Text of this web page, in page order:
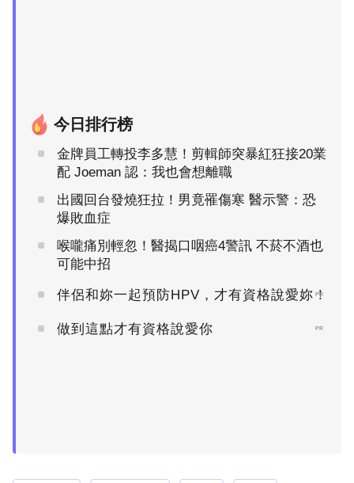
今日排行榜
金牌員工轉投李多慧！剪輯師突暴紅狂接20業
配 Joeman 認：我也會想離職
出國回台發燒狂拉！男竟罹傷寒 醫示警：恐
爆敗血症
喉嚨痛別輕忽！醫揭口咽癌4警訊 不菸不酒也
可能中招
伴侶和妳一起預防HPV，才有資格說愛妳！
PR
做到這點才有資格說愛你 PR